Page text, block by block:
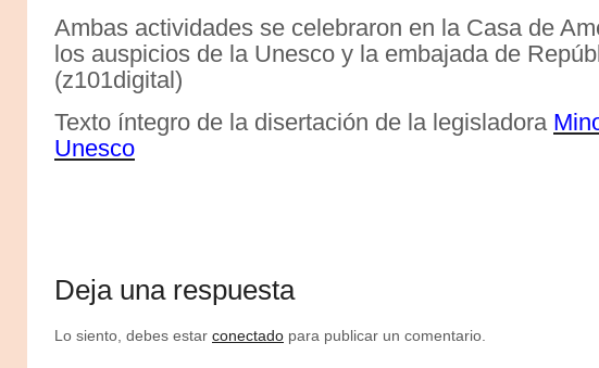
Ambas actividades se celebraron en la Casa de
los auspicios de la Unesco y la embajada de
(z101digital)
Texto íntegro de la disertación de la legisladora
Unesco
Deja una respuesta
Lo siento, debes estar conectado para publicar un comentario.